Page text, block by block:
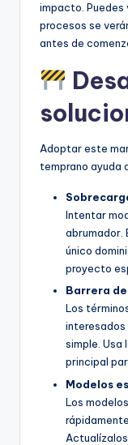
impacto.
procesos se
antes de
Adoptar este
temprano ayuda
Intentar
abrumador.
único
proyecto
Barrera
Los
interesados
simple. Usa
principal
Modelos
Los